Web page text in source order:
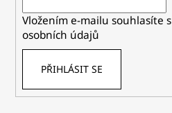
Vložením e-mailu souhlasíte s
osobních údajů
PŘIHLÁSIT SE